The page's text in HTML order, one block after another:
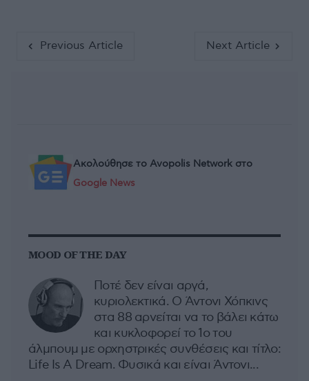
Previous Article Next Article
Ακολούθησε το Avopolis Network στο
Google News
MOOD OF THE DAY
Ποτέ δεν είναι αργά,
κυριολεκτικά. Ο Άντονι Χόπκινς
στα 88 αρνείται να το βάλει κάτω
και κυκλοφορεί το 1ο του
άλμπουμ με ορχηστρικές συνθέσεις και τίτλο:
Life Is A Dream. Φυσικά και είναι Άντονι...